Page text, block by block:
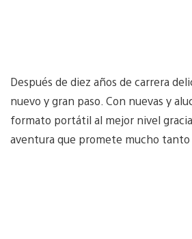
Después de diez años de carrera
nuevo y gran paso. Con nuevas y
formato portátil al mejor nivel
aventura que promete mucho